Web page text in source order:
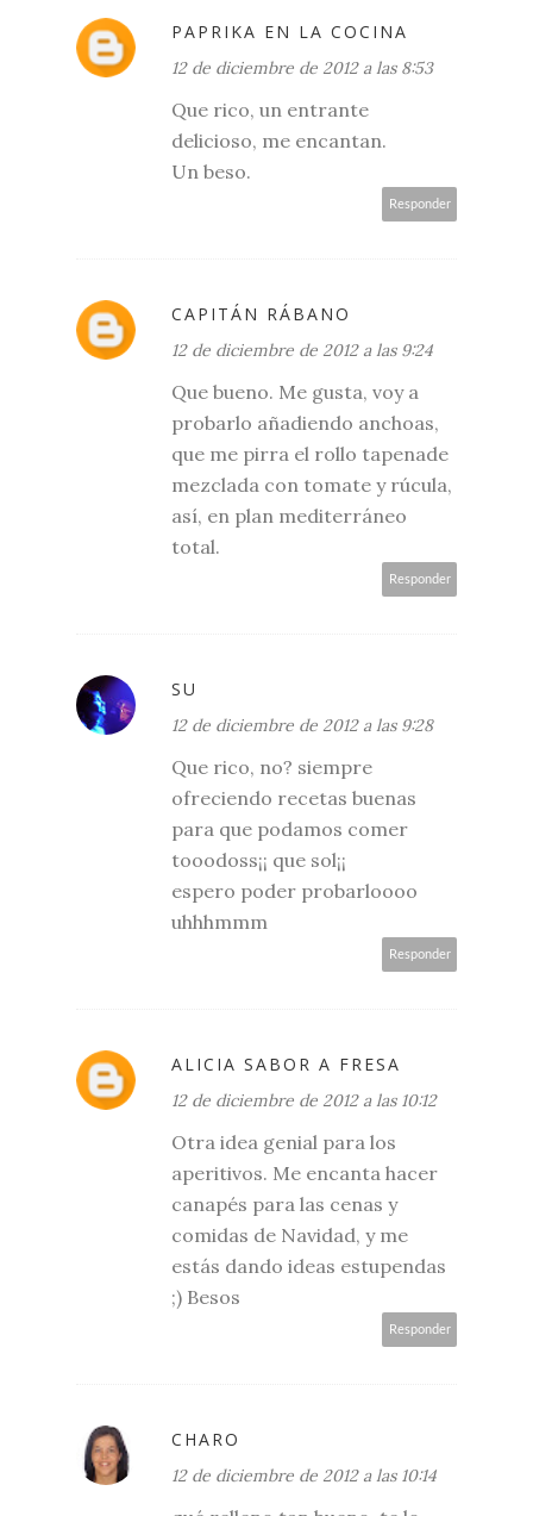
PAPRIKA EN LA COCINA
12 de diciembre de 2012 a las 8:53
Que rico, un entrante
delicioso, me encantan.
Un beso.
Responder
CAPITÁN RÁBANO
12 de diciembre de 2012 a las 9:24
Que bueno. Me gusta, voy a
probarlo añadiendo anchoas,
que me pirra el rollo tapenade
mezclada con tomate y rúcula,
así, en plan mediterráneo
total.
Responder
SU
12 de diciembre de 2012 a las 9:28
Que rico, no? siempre
ofreciendo recetas buenas
para que podamos comer
tooodoss¡¡ que sol¡¡
espero poder probarloooo
uhhhmmm
Responder
ALICIA SABOR A FRESA
12 de diciembre de 2012 a las 10:12
Otra idea genial para los
aperitivos. Me encanta hacer
canapés para las cenas y
comidas de Navidad, y me
estás dando ideas estupendas
;) Besos
Responder
CHARO
12 de diciembre de 2012 a las 10:14